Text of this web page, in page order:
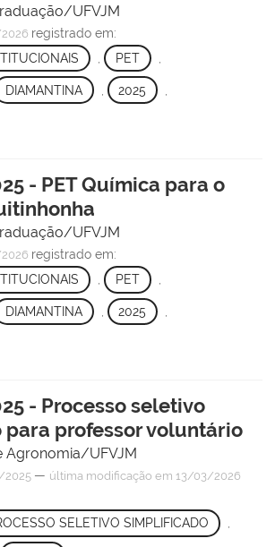
UFVJM
registrado em:
PET
DIAMANTINA 2025
- PET Química para o
UFVJM
registrado em:
, PET ,
DIAMANTINA 2025
- Processo seletivo
professor voluntário
Agronomia/UFVJM
— última modificação em 13/03/2026
SELETIVO SIMPLIFICADO ,